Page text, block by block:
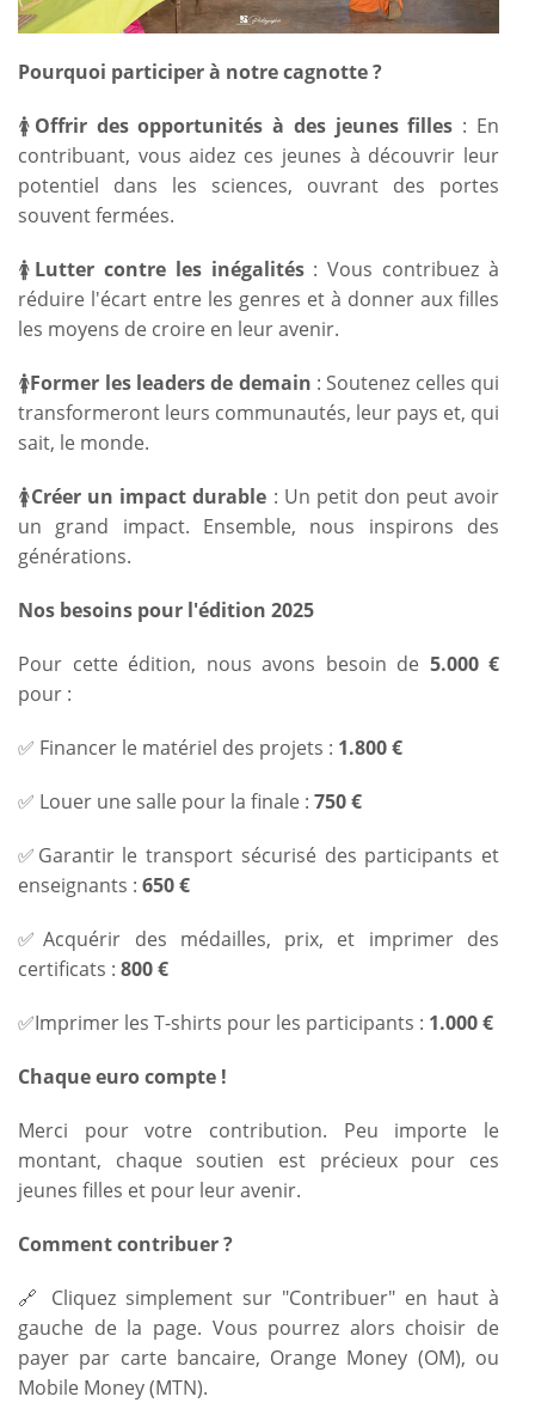
Pourquoi participer à notre cagnotte ?
🚺 Offrir des opportunités à des jeunes filles : En
contribuant, vous aidez ces jeunes à découvrir leur
potentiel dans les sciences, ouvrant des portes
souvent fermées.
🚺 Lutter contre les inégalités: Vous contribuez à
réduire l'écart entre les genres et à donner aux filles
les moyens de croire en leur avenir.
🚺Former les leaders de demain : Soutenez celles qui
transformeront leurs communautés, leur pays et, qui
sait, le monde.
🚺Créer un impact durable : Un petit don peut avoir
un grand impact. Ensemble, nous inspirons des
générations.
Nos besoins pour l'édition 2025
Pour cette édition, nous avons besoin de 5.000 €
pour :
✅ Financer le matériel des projets : 1.800 €
✅ Louer une salle pour la finale : 750 €
✅Garantir le transport sécurisé des participants et
enseignants : 650 €
✅Acquérir des médailles, prix, et imprimer des
certificats : 800 €
✅Imprimer les T-shirts pour les participants : 1.000 €
Chaque euro compte !
Merci pour votre contribution. Peu importe le
montant, chaque soutien est précieux pour ces
jeunes filles et pour leur avenir.
Comment contribuer ?
🔗 Cliquez simplement sur "Contribuer" en haut à
gauche de la page. Vous pourrez alors choisir de
payer par carte bancaire, Orange Money (OM), ou
Mobile Money (MTN).